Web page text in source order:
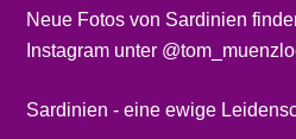
Neue Fotos von Sardinien
Instagram unter
Sardinien - eine ewige